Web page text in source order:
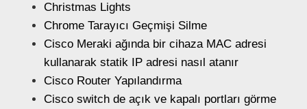
Christmas Lights
Chrome Tarayıcı Geçmişi Silme
Cisco Meraki ağında bir cihaza MAC adresi
kullanarak statik IP adresi nasıl atanır
Cisco Router Yapılandırma
Cisco switch de açık ve kapalı portları görme